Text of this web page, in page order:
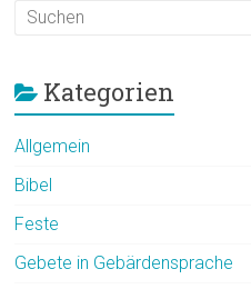
Kategorien
Allgemein
Bibel
Feste
Gebete in Gebärdensprache